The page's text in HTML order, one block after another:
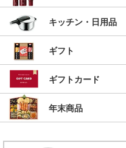
ト）」
投稿日：
キの楽
投稿日：
キッチン・日用品
ギフト
ギフトカード
年末商品